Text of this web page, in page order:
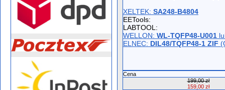
XELTEK: SA248-B4804
EETools:
LABTOOL:
WELLON: WL-TQFP48-U001
ELNEC: DIL48/TQFP48-1 ZIF
Cena
199,00 zł
159,00 zł